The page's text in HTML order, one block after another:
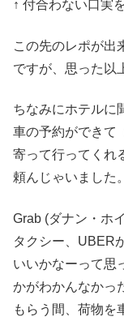
↑ 付合わない口実
この先のレポが出
ですが、思った以
ちなみにホテルに
車の予約ができて
寄って行ってくれ
頼んじゃいました。
Grab (ダナン・ホ
タクシー、UBER
いいかなーって思
かがわかんなかっ
もらう間、荷物を